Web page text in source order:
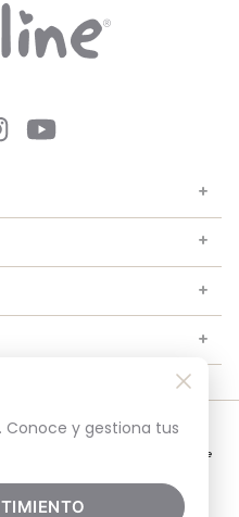
y gestiona tus
+
+
+
+
en tu navegador que el sitio que
es la única del sitio oficial de